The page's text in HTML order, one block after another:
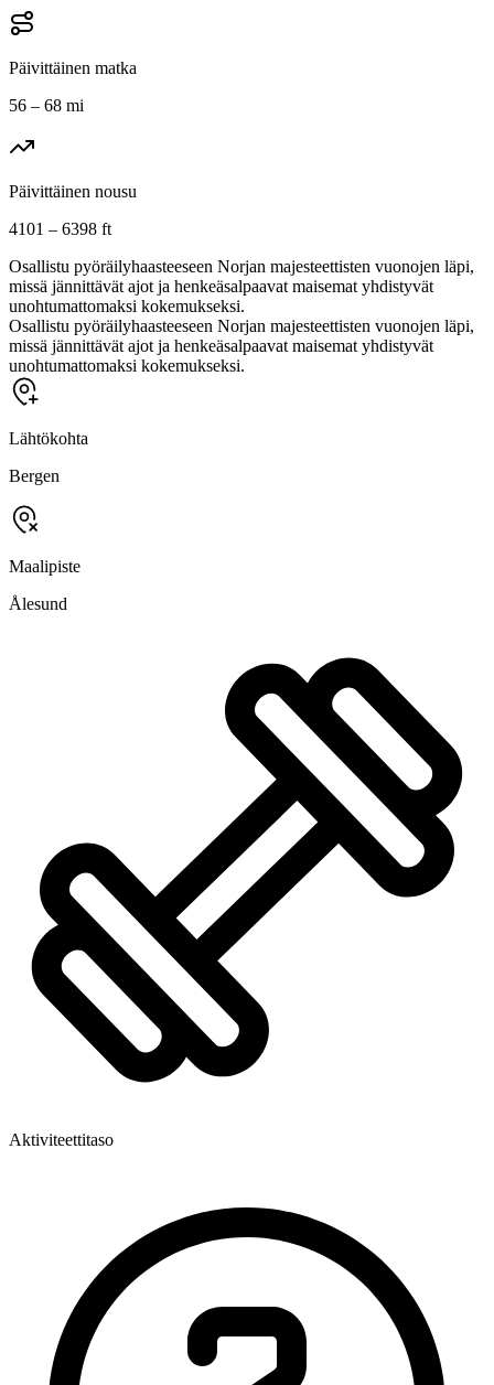
Päivittäinen matka
56 – 68 mi
Päivittäinen nousu
4101 – 6398 ft
Osallistu pyöräilyhaasteeseen Norjan majesteettisten vuonojen läpi,
missä jännittävät ajot ja henkeäsalpaavat maisemat yhdistyvät
unohtumattomaksi kokemukseksi.
Osallistu pyöräilyhaasteeseen Norjan majesteettisten vuonojen läpi,
missä jännittävät ajot ja henkeäsalpaavat maisemat yhdistyvät
unohtumattomaksi kokemukseksi.
Lähtökohta
Bergen
Maalipiste
Ålesund
Aktiviteettitaso